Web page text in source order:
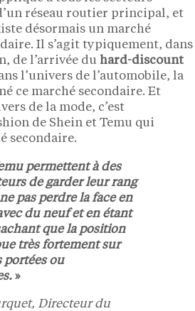
réseau routier principal, et
désormais un marché
Il s’agit typiquement, dans
de l’arrivée du hard-discount
l’univers de l’automobile, la
ce marché secondaire. Et
de la mode, c’est
de Shein et Temu qui
secondaire.
permettent à des
de garder leur rang
pas perdre la face en
du neuf et en étant
que la position
très fortement sur
portées ou
»
Directeur du